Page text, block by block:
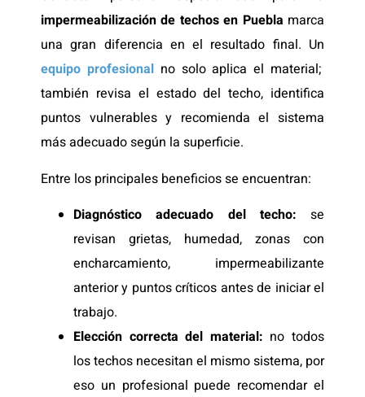
impermeabilización de techos en Puebla marca
una gran diferencia en el resultado final. Un
equipo profesional no solo aplica el material;
también revisa el estado del techo, identifica
puntos vulnerables y recomienda el sistema
más adecuado según la superficie.
Entre los principales beneficios se encuentran:
Diagnóstico adecuado del techo: se
revisan grietas, humedad, zonas con
encharcamiento, impermeabilizante
anterior y puntos críticos antes de iniciar el
trabajo.
Elección correcta del material: no todos
los techos necesitan el mismo sistema, por
eso un profesional puede recomendar el